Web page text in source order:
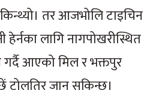
तर आजभोलि टाइचिन
लागि नागपोखरीस्थित
गर्दै आएको मिल र भक्तपुर